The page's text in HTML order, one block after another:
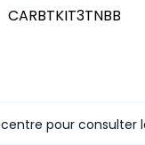
CARBTKIT3TNBB
pour consulter